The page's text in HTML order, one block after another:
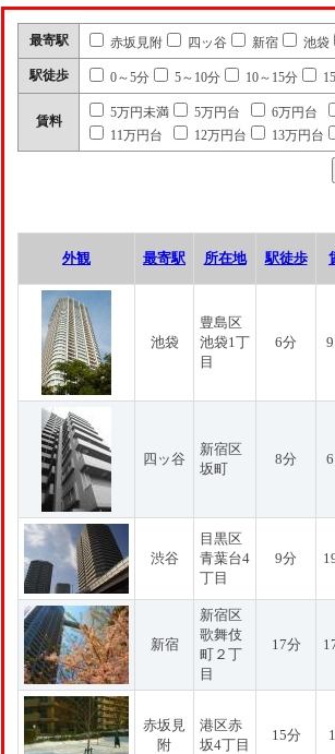
最寄駅 赤坂見附 四ッ谷 新宿 池袋
駅徒歩 0～5分 5～10分 10～15分
賃料
5万円未満 5万円台 6万円台
11万円台
12万円台 13万円台
外観 最寄駅 所在地 駅徒歩
池袋
豊島区
池袋1丁
目
6分
四ッ谷
新宿区
坂町
8分
渋谷
目黒区
青葉台4
丁目
9分
新宿
新宿区
歌舞伎
町２丁
目
17分
赤坂見
附
港区赤
坂4丁目
15分